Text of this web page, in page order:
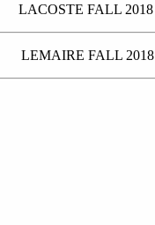
LACOSTE FALL 2018
LEMAIRE FALL 2018